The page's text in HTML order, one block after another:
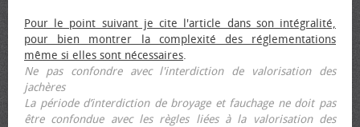
Pour le point suivant je cite l'article dans son intégralité,
pour bien montrer la complexité des réglementations
même si elles sont nécessaires.
Ne pas confondre avec l'interdiction de valorisation des
jachères
La période d’interdiction de broyage et fauchage ne doit pas
être confondue avec les règles liées à la valorisation des